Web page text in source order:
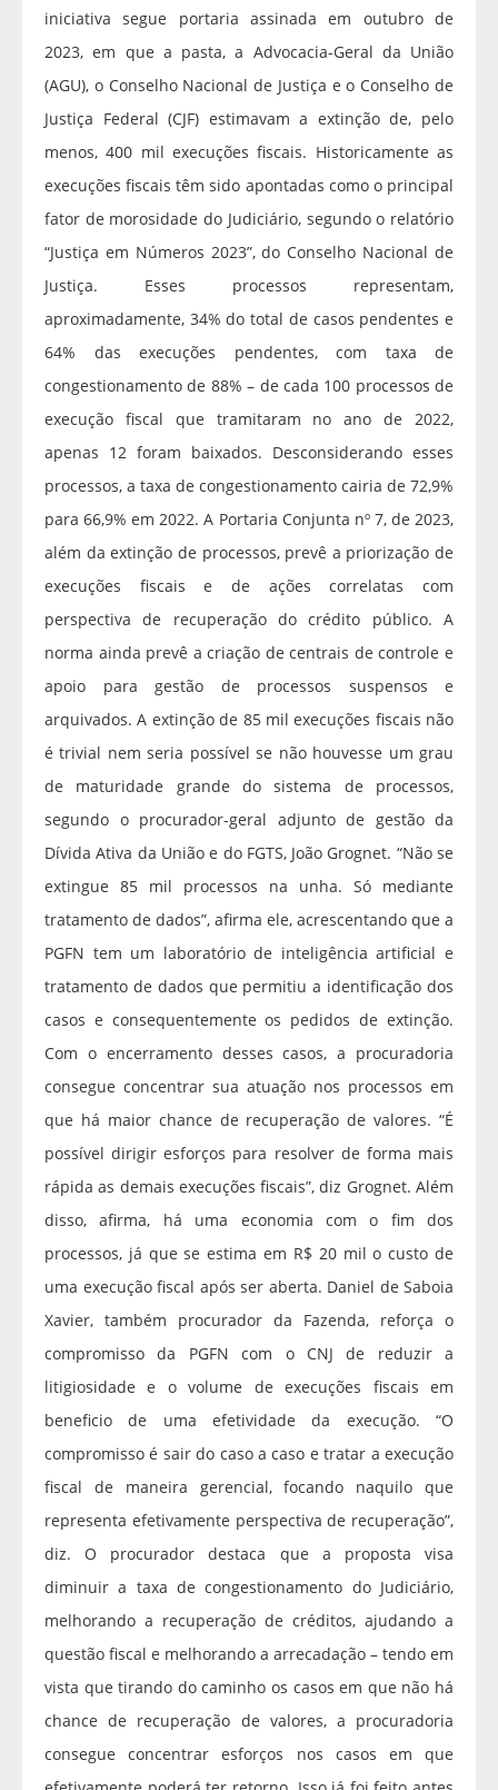
iniciativa segue portaria assinada em outubro de
2023, em que a pasta, a Advocacia-Geral da União
(AGU), o Conselho Nacional de Justiça e o Conselho de
Justiça Federal (CJF) estimavam a extinção de, pelo
menos, 400 mil execuções fiscais. Historicamente as
execuções fiscais têm sido apontadas como o principal
fator de morosidade do Judiciário, segundo o relatório
“Justiça em Números 2023”, do Conselho Nacional de
Justiça. Esses processos representam,
aproximadamente, 34% do total de casos pendentes e
64% das execuções pendentes, com taxa de
congestionamento de 88% – de cada 100 processos de
execução fiscal que tramitaram no ano de 2022,
apenas 12 foram baixados. Desconsiderando esses
processos, a taxa de congestionamento cairia de 72,9%
para 66,9% em 2022. A Portaria Conjunta nº 7, de 2023,
além da extinção de processos, prevê a priorização de
execuções fiscais e de ações correlatas com
perspectiva de recuperação do crédito público. A
norma ainda prevê a criação de centrais de controle e
apoio para gestão de processos suspensos e
arquivados. A extinção de 85 mil execuções fiscais não
é trivial nem seria possível se não houvesse um grau
de maturidade grande do sistema de processos,
segundo o procurador-geral adjunto de gestão da
Dívida Ativa da União e do FGTS, João Grognet. “Não se
extingue 85 mil processos na unha. Só mediante
tratamento de dados”, afirma ele, acrescentando que a
PGFN tem um laboratório de inteligência artificial e
tratamento de dados que permitiu a identificação dos
casos e consequentemente os pedidos de extinção.
Com o encerramento desses casos, a procuradoria
consegue concentrar sua atuação nos processos em
que há maior chance de recuperação de valores. “É
possível dirigir esforços para resolver de forma mais
rápida as demais execuções fiscais”, diz Grognet. Além
disso, afirma, há uma economia com o fim dos
processos, já que se estima em R$ 20 mil o custo de
uma execução fiscal após ser aberta. Daniel de Saboia
Xavier, também procurador da Fazenda, reforça o
compromisso da PGFN com o CNJ de reduzir a
litigiosidade e o volume de execuções fiscais em
beneficio de uma efetividade da execução. “O
compromisso é sair do caso a caso e tratar a execução
fiscal de maneira gerencial, focando naquilo que
representa efetivamente perspectiva de recuperação”,
diz. O procurador destaca que a proposta visa
diminuir a taxa de congestionamento do Judiciário,
melhorando a recuperação de créditos, ajudando a
questão fiscal e melhorando a arrecadação – tendo em
vista que tirando do caminho os casos em que não há
chance de recuperação de valores, a procuradoria
consegue concentrar esforços nos casos em que